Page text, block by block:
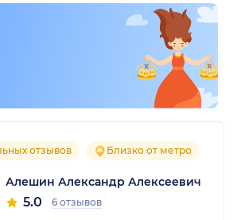
отзывов Близко от метро
Алешин Александр Алексеевич
5.0 6 отзывов